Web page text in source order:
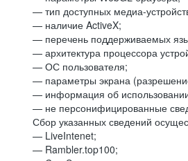
— тип доступных медиа-
— наличие ActiveX;
— перечень поддерживаемых
— архитектура процессора
— ОС пользователя;
— параметры экрана
— информация об
— не персонифицированные
Сбор указанных сведений
— LiveIntenet;
— Rambler.top100;